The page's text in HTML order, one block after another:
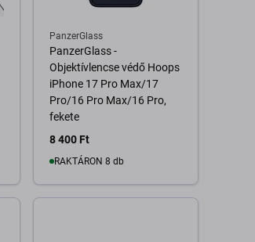
PanzerGlass
PanzerGlass -
Objektívlencse védő Hoops
iPhone 17 Pro Max/17
Pro/16 Pro Max/16 Pro,
fekete
8 400 Ft
RAKTÁRON 8 db